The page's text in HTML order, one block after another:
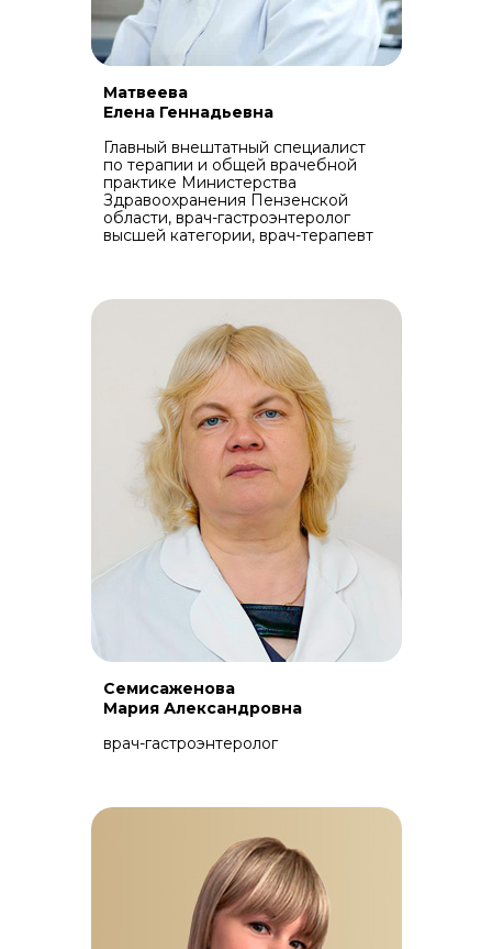
Матвеева
Елена Геннадьевна
Главный внештатный специалист
по терапии и общей врачебной
практике Министерства
Здравоохранения Пензенской
области, врач-гастроэнтеролог
высшей категории, врач-терапевт
Семисаженова
Мария Александровна
врач-гастроэнтеролог